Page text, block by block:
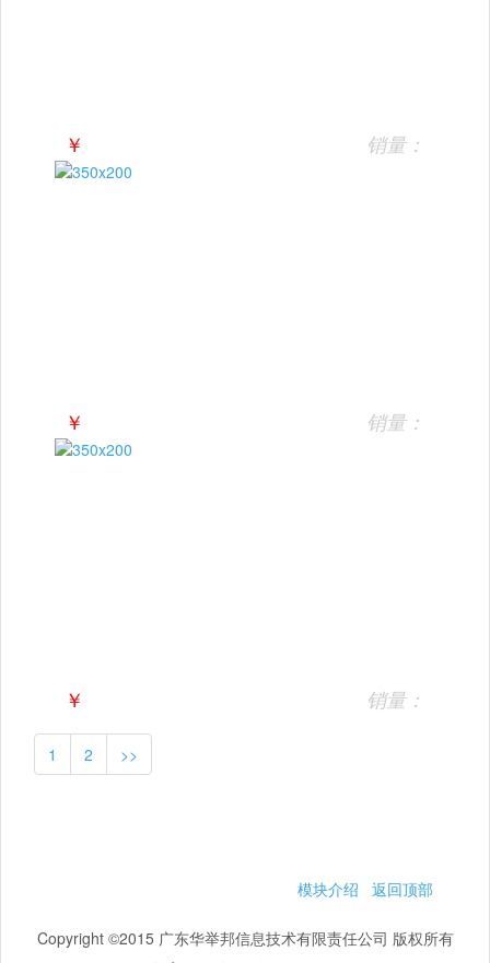
￥ 销量：
￥ 销量：
￥ 销量：
1 2 >>
模块介绍 返回顶部
Copyright ©2015 广东华举邦信息技术有限责任公司 版权所有